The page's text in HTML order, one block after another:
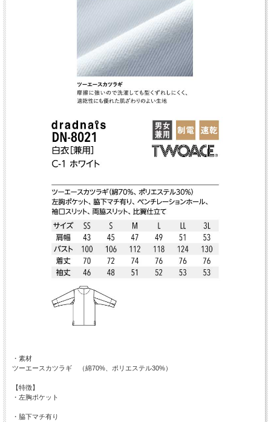
・素材
ツーエースカツラギ （綿70%、ポリエステル30%）
【特徴】
・左胸ポケット
・脇下マチ有り